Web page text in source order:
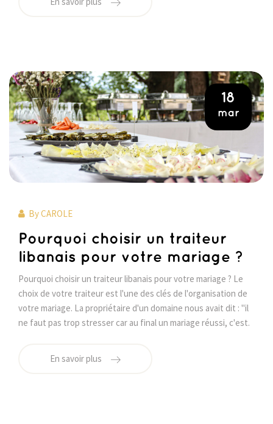
18
mar
ByCAROLE
Pourquoi choisir un traiteur
libanais pour votre mariage ?
Pourquoi choisir un traiteur libanais pour votre mariage ? Le
choix de votre traiteur est l'une des clés de l'organisation de
votre mariage. La propriétaire d'un domaine nous avait dit : "il
ne faut pas trop stresser car au final un mariage réussi, c'est.
En savoir plus